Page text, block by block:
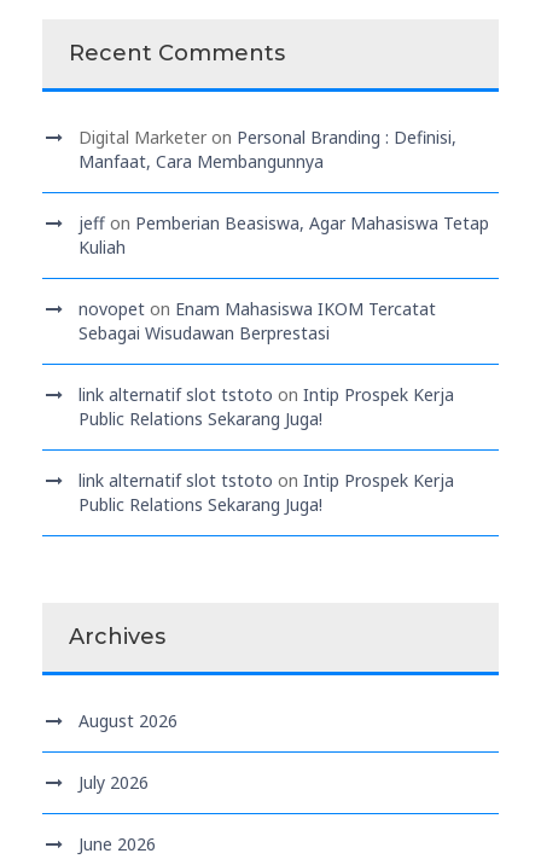
Recent Comments
Digital Marketer on Personal Branding : Definisi,
Manfaat, Cara Membangunnya
jeff on Pemberian Beasiswa, Agar Mahasiswa Tetap
Kuliah
novopet on Enam Mahasiswa IKOM Tercatat
Sebagai Wisudawan Berprestasi
link alternatif slot tstoto on Intip Prospek Kerja
Public Relations Sekarang Juga!
link alternatif slot tstoto on Intip Prospek Kerja
Public Relations Sekarang Juga!
Archives
August 2026
July 2026
June 2026